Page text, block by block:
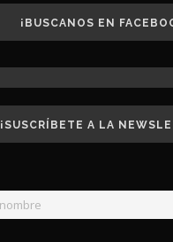
¡BUSCANOS EN
¡SUSCRÍBETE A LA